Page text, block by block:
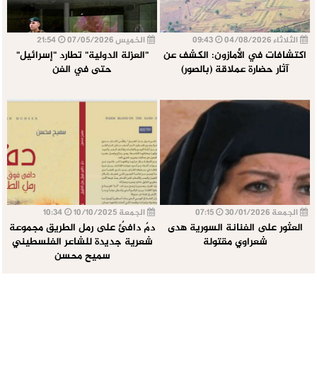
الثلاثاء 04/08/2026
اكتشافات في الأمازون: الكشف عن
آثار حضارة عملاقة (بالصور)
الخميس 07/05/2026
"العزلة الدولية" تطارد "إسرائيل"
حتى في الفن
الجمعة 30/01/2026
العثور على الفنانة السورية هدى
شعراوي مقتولة
الجمعة 10/10/2025
دمٌ دافئٌ على رمل الطريق مجموعة
شعرية جديدة للشاعر الفلسطيني
سميح محسن